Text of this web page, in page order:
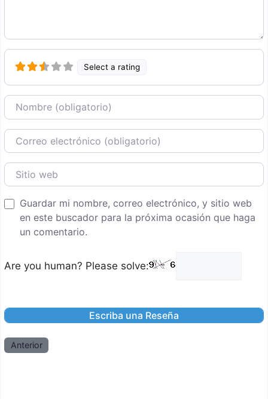
Select a rating
Nombre
Correo Electronico
Sitio web
Guardar mi nombre, correo electrónico, y sitio web
en este buscador para la próxima ocasión que haga
un comentario.
Are you human? Please solve:
Anterior